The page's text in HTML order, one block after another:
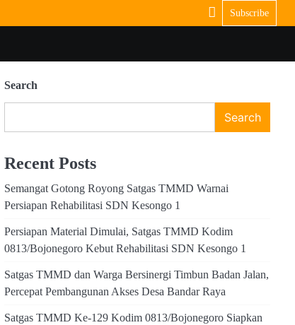
Subscribe
Search
Search
Recent Posts
Semangat Gotong Royong Satgas TMMD Warnai
Persiapan Rehabilitasi SDN Kesongo 1
Persiapan Material Dimulai, Satgas TMMD Kodim
0813/Bojonegoro Kebut Rehabilitasi SDN Kesongo 1
Satgas TMMD dan Warga Bersinergi Timbun Badan Jalan,
Percepat Pembangunan Akses Desa Bandar Raya
Satgas TMMD Ke-129 Kodim 0813/Bojonegoro Siapkan